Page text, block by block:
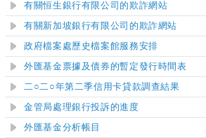
有關恒生銀行有限公司的欺詐網站
有關新加坡銀行有限公司的欺詐網站
政府檔案處歷史檔案館服務安排
外匯基金票據及債券的暫定發行時間表
二○二○年第二季信用卡貸款調查結果
金管局處理銀行投訴的進度
外匯基金分析帳目